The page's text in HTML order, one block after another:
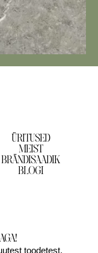
ÜRITUSED
MEIST
BRÄNDISAADIK
BLOGI
toodetest,